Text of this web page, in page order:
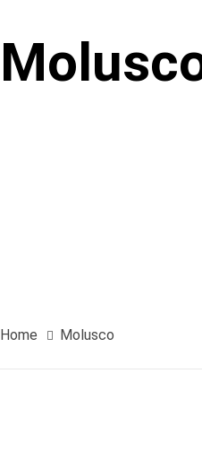
Home Molusco